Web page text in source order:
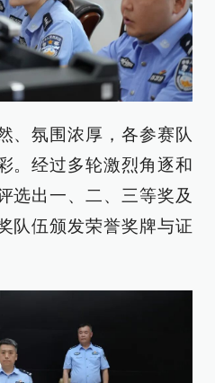
、氛围浓厚，各参赛队
。经过多轮激烈角逐和
选出一、二、三等奖及
队伍颁发荣誉奖牌与证